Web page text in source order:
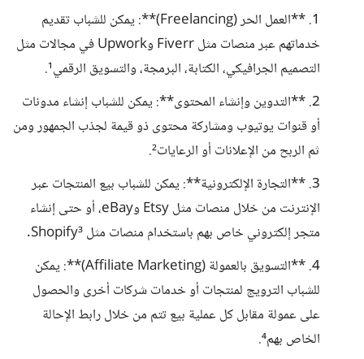
1. **العمل الحر (Freelancing)**: يمكن للشباب تقديم
خدماتهم عبر منصات مثل Fiverr وUpwork في مجالات مثل
التصميم الجرافيكي، الكتابة، البرمجة، والتسويق الرقمي¹.
2. **التدوين وإنشاء المحتوى**: يمكن للشباب إنشاء مدونات
أو قنوات يوتيوب ومشاركة محتوى ذو قيمة لجذب الجمهور ومن
ثم الربح من الإعلانات أو الرعايات².
3. **التجارة الإلكترونية**: يمكن للشباب بيع المنتجات عبر
الإنترنت من خلال منصات مثل Etsy وeBay، أو حتى إنشاء
متجر إلكتروني خاص بهم باستخدام منصات مثل Shopify³.
4. **التسويق بالعمولة (Affiliate Marketing)**: يمكن
للشباب الترويج لمنتجات أو خدمات شركات أخرى والحصول
على عمولة مقابل كل عملية بيع تتم من خلال رابط الإحالة
الخاص بهم⁴.